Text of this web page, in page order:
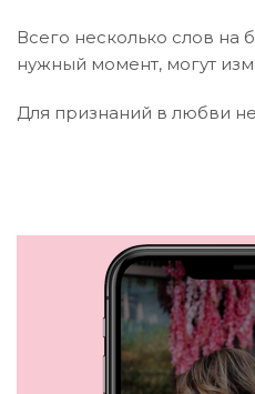
Всего несколько слов на
нужный момент, могут
Для признаний в любви